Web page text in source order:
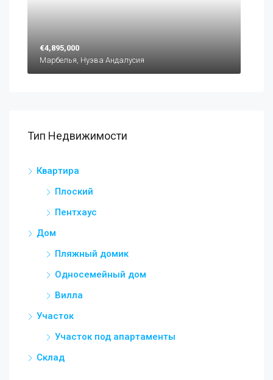
€4,895,000
Марбелья, Нуэва Андалусия
Тип Недвижимости
Квартира
Плоский
Пентхаус
Дом
Пляжный домик
Односемейный дом
Вилла
Участок
Участок под апартаменты
Склад